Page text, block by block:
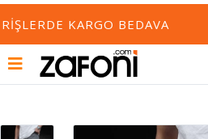
KARGO BEDAVA